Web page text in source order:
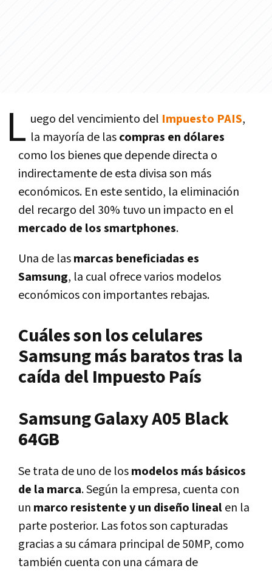
L uego del vencimiento del Impuesto PAIS,
la mayoría de lascompras en dólares
como los bienes que depende directa o
indirectamente de esta divisa son más
económicos. En este sentido, la eliminación
del recargo del 30% tuvo un impacto en el
mercado de los smartphones.
Una de lasmarcas beneficiadas es
Samsung, la cual ofrece varios modelos
económicos con importantes rebajas.
Cuáles son los celulares
Samsung más baratos tras la
caída del Impuesto País
Samsung Galaxy A05 Black
64GB
Se trata de uno de losmodelos más básicos
de la marca. Según la empresa, cuenta con
un marco resistente y un diseño linealen la
parte posterior. Las fotos son capturadas
gracias a su cámara principal de 50MP, como
también cuenta con una cámara de